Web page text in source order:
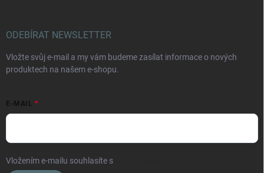
ODEBÍRAT NEWSLETTER
Vložte svůj e-mail a my vám budeme zasílat informace o nových
produktech na našem e-shopu.
E-MAIL
Vložením e-mailu souhlasíte s